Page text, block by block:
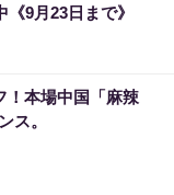
9月23日まで》
！本場中国「麻辣
ス。